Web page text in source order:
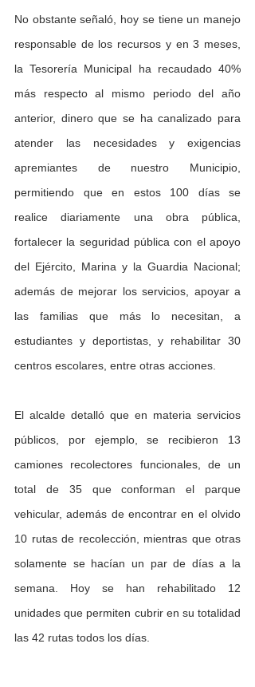
No obstante señaló, hoy se tiene un manejo
responsable de los recursos y en 3 meses,
la Tesorería Municipal ha recaudado 40%
más respecto al mismo periodo del año
anterior, dinero que se ha canalizado para
atender las necesidades y exigencias
apremiantes de nuestro Municipio,
permitiendo que en estos 100 días se
realice diariamente una obra pública,
fortalecer la seguridad pública con el apoyo
del Ejército, Marina y la Guardia Nacional;
además de mejorar los servicios, apoyar a
las familias que más lo necesitan, a
estudiantes y deportistas, y rehabilitar 30
centros escolares, entre otras acciones.
El alcalde detalló que en materia servicios
públicos, por ejemplo, se recibieron 13
camiones recolectores funcionales, de un
total de 35 que conforman el parque
vehicular, además de encontrar en el olvido
10 rutas de recolección, mientras que otras
solamente se hacían un par de días a la
semana. Hoy se han rehabilitado 12
unidades que permiten cubrir en su totalidad
las 42 rutas todos los días.